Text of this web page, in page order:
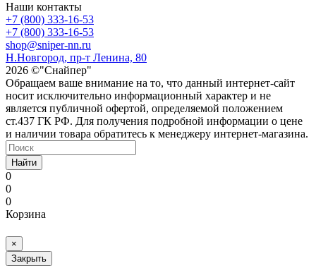
Наши контакты
+7 (800) 333-16-53
+7 (800) 333-16-53
shop@sniper-nn.ru
Н.Новгород, пр-т Ленина, 80
2026 ©"Снайпер"
Обращаем ваше внимание на то, что данный интернет-сайт
носит исключительно информационный характер и не
является публичной офертой, определяемой положением
ст.437 ГК РФ. Для получения подробной информации о цене
и наличии товара обратитесь к менеджеру интернет-магазина.
Найти
0
0
0
Корзина
×
Закрыть